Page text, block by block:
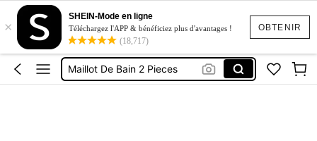
OBTENIR
×
SHEIN-Mode en ligne
Téléchargez l'APP & bénéficiez plus d'avantages !
(18,717)
Short Femme été
Cuisine
Squishy
Maillot De Bain 2 Pieces